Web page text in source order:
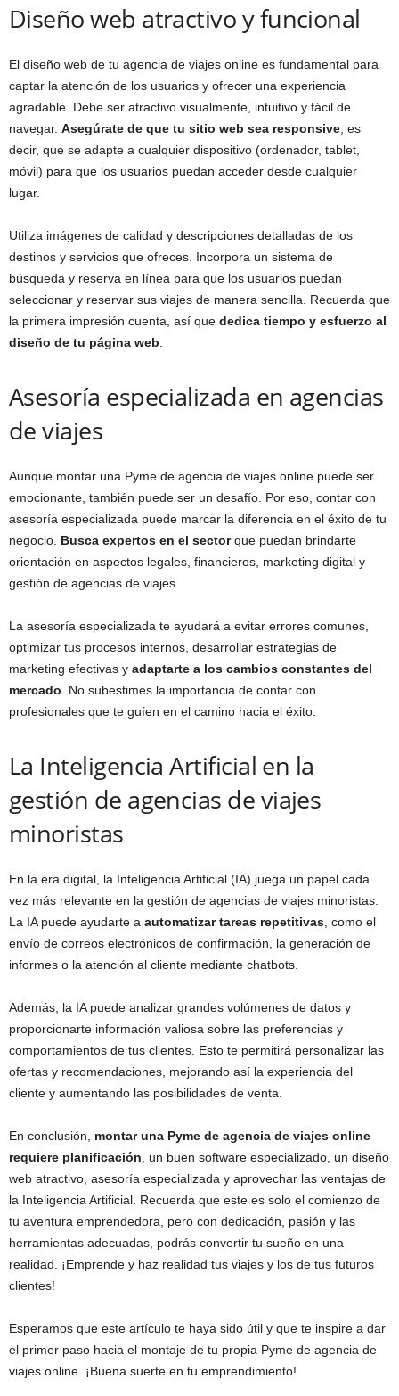
Diseño web atractivo y funcional
El diseño web de tu agencia de viajes online es fundamental para
captar la atención de los usuarios y ofrecer una experiencia
agradable. Debe ser atractivo visualmente, intuitivo y fácil de
navegar. Asegúrate de que tu sitio web sea responsive , es
decir, que se adapte a cualquier dispositivo (ordenador, tablet,
móvil) para que los usuarios puedan acceder desde cualquier
lugar.
Utiliza imágenes de calidad y descripciones detalladas de los
destinos y servicios que ofreces. Incorpora un sistema de
búsqueda y reserva en línea para que los usuarios puedan
seleccionar y reservar sus viajes de manera sencilla. Recuerda que
la primera impresión cuenta, así que dedica tiempo y esfuerzo al
diseño de tu página web
Asesoría especializada en agencias
de viajes
Aunque montar una Pyme de agencia de viajes online puede ser
emocionante, también puede ser un desafío. Por eso, contar con
asesoría especializada puede marcar la diferencia en el éxito de tu
negocio. Busca expertos en el sectorque puedan brindarte
orientación en aspectos legales, financieros, marketing digital y
gestión de agencias de viajes.
La asesoría especializada te ayudará a evitar errores comunes,
optimizar tus procesos internos, desarrollar estrategias de
marketing efectivas y adaptarte a los cambios constantes del
mercado . No subestimes la importancia de contar con
profesionales que te guíen en el camino hacia el éxito.
La Inteligencia Artificial en la
gestión de agencias de viajes
minoristas
En la era digital, la Inteligencia Artificial (IA) juega un papel cada
vez más relevante en la gestión de agencias de viajes minoristas.
La IA puede ayudarte a automatizar tareas repetitivas , como el
envío de correos electrónicos de confirmación, la generación de
informes o la atención al cliente mediante chatbots.
Además, la IA puede analizar grandes volúmenes de datos y
proporcionarte información valiosa sobre las preferencias y
comportamientos de tus clientes. Esto te permitirá personalizar las
ofertas y recomendaciones, mejorando así la experiencia del
cliente y aumentando las posibilidades de venta.
En conclusión, montar una Pyme de agencia de viajes online
requiere planificación , un buen software especializado, un diseño
web atractivo, asesoría especializada y aprovechar las ventajas de
la Inteligencia Artificial. Recuerda que este es solo el comienzo de
tu aventura emprendedora, pero con dedicación, pasión y las
herramientas adecuadas, podrás convertir tu sueño en una
realidad. ¡Emprende y haz realidad tus viajes y los de tus futuros
clientes!
Esperamos que este artículo te haya sido útil y que te inspire a dar
el primer paso hacia el montaje de tu propia Pyme de agencia de
viajes online. ¡Buena suerte en tu emprendimiento!